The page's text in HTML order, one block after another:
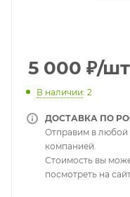
5 000 ₽/шт
В наличии: 2
ДОСТАВКА ПО
Отправим в любой
компанией.
Стоимость вы
посмотреть на